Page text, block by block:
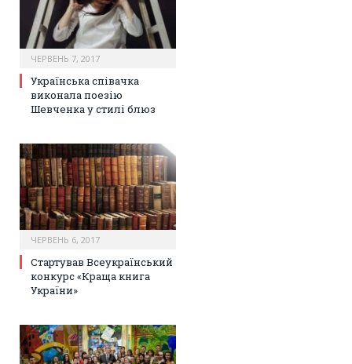
ЧЕРВЕНЬ 7, 2017
Українська співачка
виконала поезію
Шевченка у стилі блюз
ЧЕРВЕНЬ 6, 2017
Стартував Всеукраїнський
конкурс «Краща книга
України»